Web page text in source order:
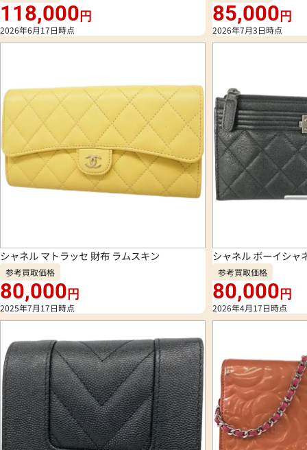
118,000円
2026年6月17日時点
85,000円
2026年7月3日時点
シャネル マトラッセ 財布 ラムスキン
参考買取価格
80,000円
2025年7月17日時点
シャネル ボーイシャ
参考買取価格
80,000円
2026年4月17日時点